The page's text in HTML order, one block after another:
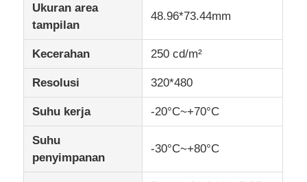
layar LCD mobil
Layar LCD melingkar
Panel layar sentuh LCD
Layar LCD UART
Ukuran area
tampilan
48.96*73.44mm
Kecerahan 250 cd/m²
Resolusi 320*480
Suhu kerja -20°C~+70°C
Suhu
penyimpanan
-30°C~+80°C